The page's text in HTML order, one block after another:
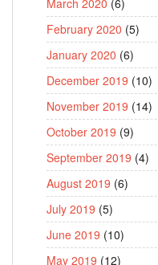
March 2020 (6)
February 2020 (5)
January 2020 (6)
December 2019 (10)
November 2019 (14)
October 2019 (9)
September 2019 (4)
August 2019 (6)
July 2019 (5)
June 2019 (10)
May 2019 (12)